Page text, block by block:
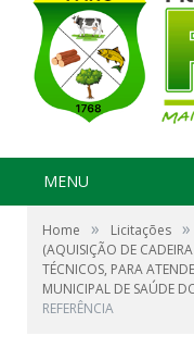
MENU
Home » Licitações »
(AQUISIÇÃO DE
TÉCNICOS, PARA
MUNICIPAL DE SAÚDE
REFERÊNCIA